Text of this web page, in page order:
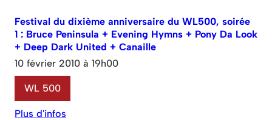
Festival du dixième anniversaire du WL500, soirée
1 : Bruce Peninsula + Evening Hymns + Pony Da Look
+ Deep Dark United + Canaille
10 février 2010 à 19h00
WL 500
Plus d'infos